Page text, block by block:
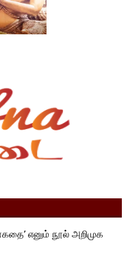
எனும் நூல் அறிமுக